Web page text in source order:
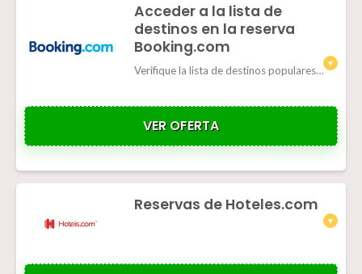
Acceder a la lista de
destinos en la reserva
Booking.com
Verifique la lista de destinos populares: países, regiones, ciudades, zonas, aeropuertos, hoteles, lugares de interés.
VER OFERTA
Reservas de Hoteles.com